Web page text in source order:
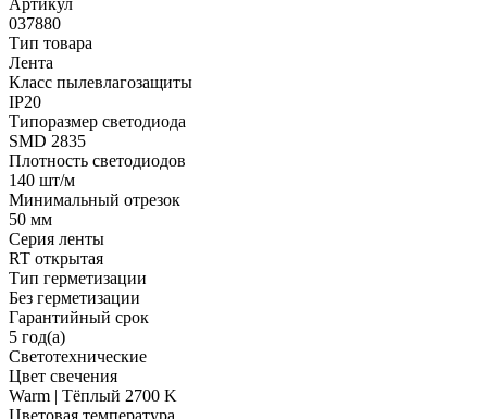
037880
Тип товара
Лента
Класс пылевлагозащиты
IP20
Типоразмер светодиода
SMD 2835
Плотность светодиодов
140 шт/м
Минимальный отрезок
50 мм
Серия ленты
RT открытая
Тип герметизации
Без герметизации
Гарантийный срок
5 год(а)
Светотехнические
Цвет свечения
Warm | Тёплый 2700 K
Цветовая температура